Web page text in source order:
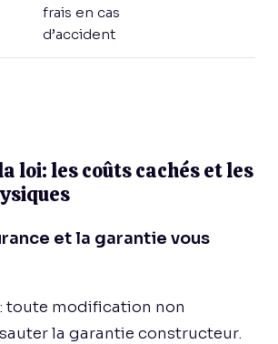
frais en cas
d’accident
loi: les coûts cachés et les
et la garantie vous
toute modification non
la garantie constructeur.